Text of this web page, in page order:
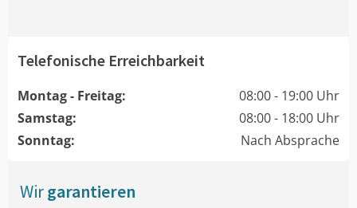
Telefonische Erreichbarkeit
Montag - Freitag:
08:00 - 19:00 Uhr
Samstag:
08:00 - 18:00 Uhr
Sonntag:
Nach Absprache
Wirgarantieren